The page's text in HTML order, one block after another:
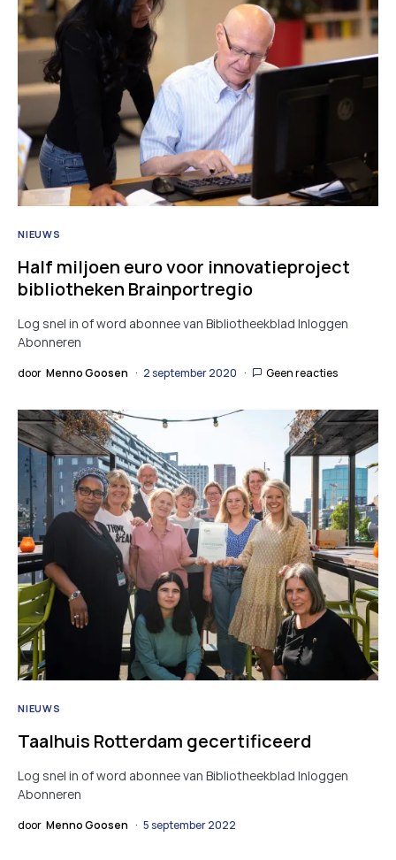
NIEUWS
Half miljoen euro voor innovatieproject
bibliotheken Brainportregio
Log snel in of word abonnee van Bibliotheekblad Inloggen
Abonneren
door Menno Goosen 2 september 2020 Geen reacties
NIEUWS
Taalhuis Rotterdam gecertificeerd
Log snel in of word abonnee van Bibliotheekblad Inloggen
Abonneren
door Menno Goosen 5 september 2022